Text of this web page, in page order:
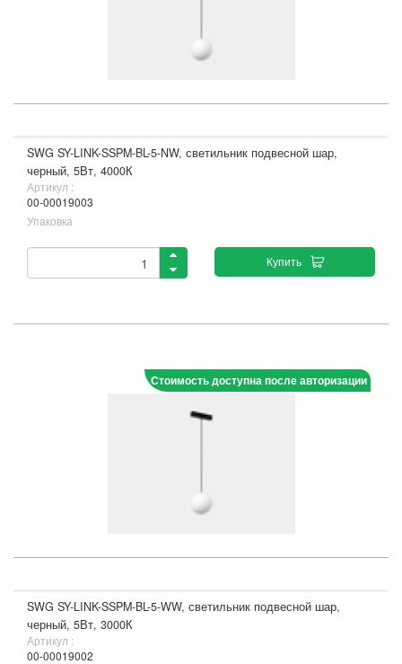
SWG SY-LINK-SSPM-BL-5-NW, светильник подвесной шар,
черный, 5Вт, 4000К
Артикул :
00-00019003
Упаковка
Купить
Стоимость доступна после авторизации
SWG SY-LINK-SSPM-BL-5-WW, светильник подвесной шар,
черный, 5Вт, 3000К
Артикул :
00-00019002